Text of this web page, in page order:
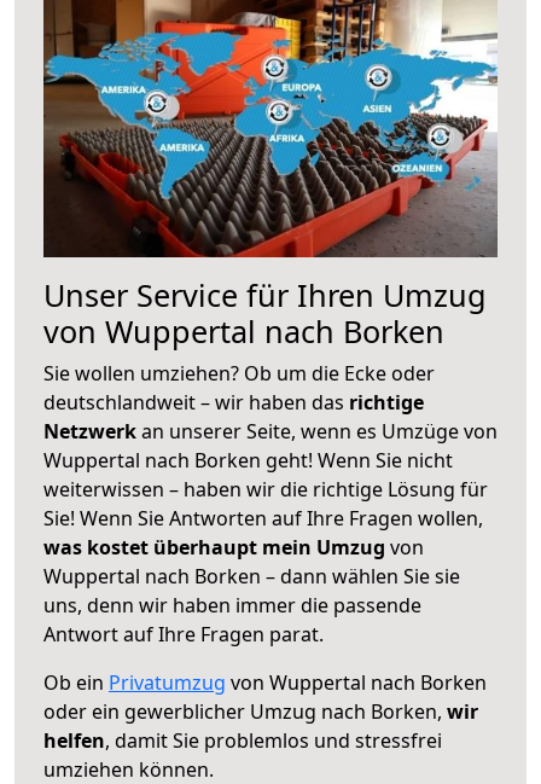
Unser Service für Ihren Umzug
von Wuppertal nach Borken
Sie wollen umziehen? Ob um die Ecke oder
deutschlandweit – wir haben das richtige
Netzwerkan unserer Seite, wenn es Umzüge von
Wuppertal nach Borken geht! Wenn Sie nicht
weiterwissen – haben wir die richtige Lösung für
Sie! Wenn Sie Antworten auf Ihre Fragen wollen,
was kostet überhaupt mein Umzug von
Wuppertal nach Borken – dann wählen Sie sie
uns, denn wir haben immer die passende
Antwort auf Ihre Fragen parat.
Ob ein Privatumzug von Wuppertal nach Borken
oder ein gewerblicher Umzug nach Borken, wir
helfen, damit Sie problemlos und stressfrei
umziehen können.